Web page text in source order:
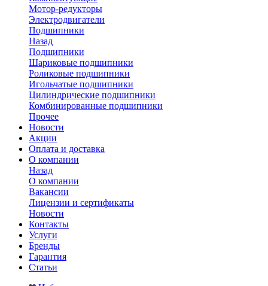
Мотор-редукторы
Электродвигатели
Подшипники
Назад
Подшипники
Шариковые подшипники
Роликовые подшипники
Игольчатые подшипники
Цилиндрические подшипники
Комбинированные подшипники
Прочее
Новости
Акции
Оплата и доставка
О компании
Назад
О компании
Вакансии
Лицензии и сертификаты
Новости
Контакты
Услуги
Бренды
Гарантия
Статьи